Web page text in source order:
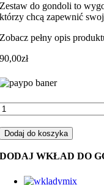
Zestaw do gondoli to
którzy chcą zapewnić
Zobacz pełny opis
90,00zł
Dodaj do koszyka
DODAJ WKŁAD DO